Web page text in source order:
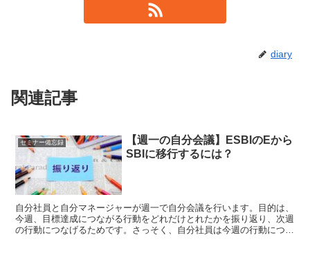
diary
関連記事
セミナー備忘録
【週一の自分会議】ESBIのEから
SBIに移行するには？
自分社員と自分マネージャーが週一で自分会議を行います。目的は、
今週、目標達成につながる行動をどれだけとれたかを振り返り、次週
の行動につなげるためです。さっそく、自分社員は今週の行動につい